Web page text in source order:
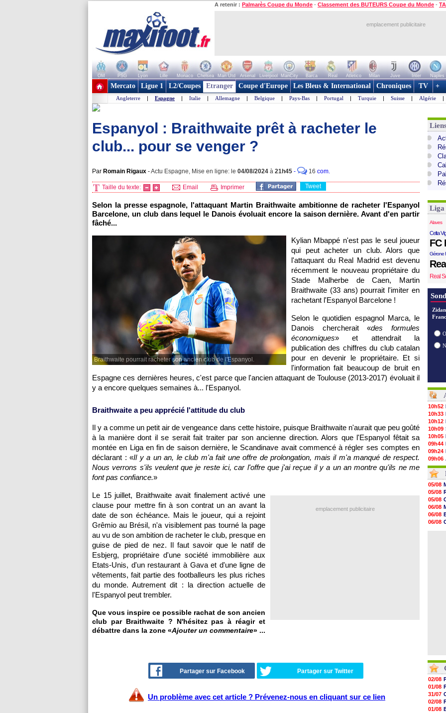
A retenir : Palmarès Coupe du Monde - Classement des BUTEURS Coupe du Monde -
emplacement publicitaire
OM PSG Lyon Lille Monaco Chelsea Man Utd Arsenal Liverpool ManCity Barca Real Atletico Milan Juve Inter Naples
+ de clubs
Mercato Ligue 1 L2/Coupes Etranger Coupe d'Europe Les Bleus & International Chroniques TV +
Angleterre | Espagne | Italie | Allemagne | Belgique | Pays-Bas | Portugal | Turquie | Suisse | Algérie |
Espanyol : Braithwaite prêt à racheter le
club... pour se venger ?
Par Romain Rigaux -Actu Espagne, Mise en ligne: le 04/08/2024 à 21h45 - 16 com.
Taille du texte: Email Imprimer Tweet
Selon la presse espagnole, l'attaquant Martin Braithwaite ambitionne de racheter l'Espanyol
Barcelone, un club dans lequel le Danois évoluait encore la saison dernière. Avant d'en partir
fâché...
Braithwaite pourrait racheter son ancien club de l'Espanyol.
Kylian Mbappé n'est pas le seul joueur
qui peut acheter un club. Alors que
l'attaquant du Real Madrid est devenu
récemment le nouveau propriétaire du
Stade Malherbe de Caen, Martin
Braithwaite (33 ans) pourrait l'imiter en
rachetant l'Espanyol Barcelone !
Selon le quotidien espagnol Marca, le
Danois chercherait «des formules
économiques» et attendrait la
publication des chiffres du club catalan
pour en devenir le propriétaire. Et si
l'information fait beaucoup de bruit en
Espagne ces dernières heures, c'est parce que l'ancien attaquant de Toulouse (2013-2017) évoluait il
y a encore quelques semaines à... l'Espanyol.
Braithwaite a peu apprécié l'attitude du club
Il y a comme un petit air de vengeance dans cette histoire, puisque Braithwaite n'aurait que peu goûté
à la manière dont il se serait fait traiter par son ancienne direction. Alors que l'Espanyol fêtait sa
montée en Liga en fin de saison dernière, le Scandinave avait commencé à régler ses comptes en
déclarant : «Il y a un an, le club m'a fait une offre de prolongation, mais il m'a manqué de respect.
Nous verrons s'ils veulent que je reste ici, car l'offre que j'ai reçue il y a un an montre qu'ils ne me
font pas confiance.»
emplacement publicitaire
Le 15 juillet, Braithwaite avait finalement activé une
clause pour mettre fin à son contrat un an avant la
date de son échéance. Mais le joueur, qui a rejoint
Grêmio au Brésil, n'a visiblement pas tourné la page
au vu de son ambition de racheter le club, presque en
guise de pied de nez. Il faut savoir que le natif de
Esbjerg, propriétaire d'une société immobilière aux
Etats-Unis, d'un restaurant à Gava et d'une ligne de
vêtements, fait partie des footballeurs les plus riches
du monde. Autrement dit : la direction actuelle de
l'Espanyol peut trembler.
Que vous inspire ce possible rachat de son ancien
club par Braithwaite ? N'hésitez pas à réagir et
débattre dans la zone «Ajouter un commentaire» ...
Partager sur Facebook Partager sur Twitter
Un problème avec cet article ? Prévenez-nous en cliquant sur ce lien
Liga
Alaves
Celta
FC
Gérone
Real
10h52
10h33
10h12
10h09
10h05
09h44
09h24
09h06
08h44
08h22
06/08
06/08
06/08
06/08
06/08
06/08
06/08
05/08
05/08
05/08
06/08
06/08
06/08
02/08
01/08
31/07
02/08
01/08